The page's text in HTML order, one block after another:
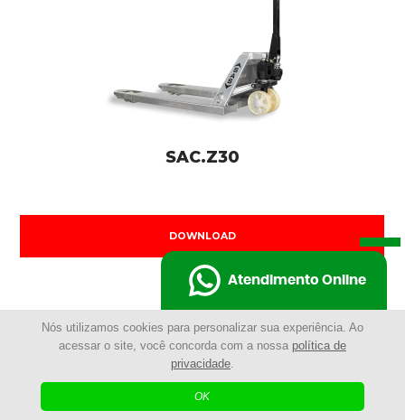
Nós utilizamos cookies para personalizar sua experiência. Ao
acessar o site, você concorda com a nossa política de
privacidade.
OK
SAC.Z30
DOWNLOAD
Atendimento Online